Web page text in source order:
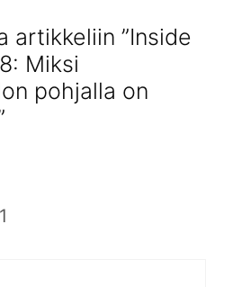
artikkeliin ”Inside
Miksi
pohjalla on